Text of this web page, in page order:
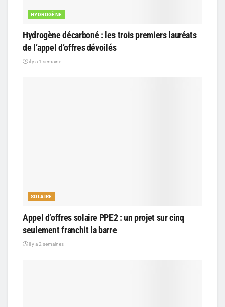
HYDROGÈNE
Hydrogène décarboné : les trois premiers lauréats
de l’appel d’offres dévoilés
il y a 1 semaine
SOLAIRE
Appel d’offres solaire PPE2 : un projet sur cinq
seulement franchit la barre
il y a 2 semaines